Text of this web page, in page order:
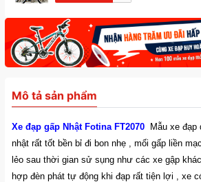
Mô tả sản phẩm
Xe đạp gấp Nhật Fotina FT2070
Mẫu xe
nhật rất tốt bền bỉ đi bon nhẹ , mối gấp liền
lẻo sau thời gian sử sụng như các xe gập
hợp đèn phát tự động khi đạp rất tiện lợi , xe